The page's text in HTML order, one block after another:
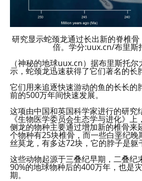
研究显示蛇颈龙通过长出新的脊椎
倍。学分:uux.cn/布里斯
（神秘的地球uux.cn）据布里斯托
示，蛇颈龙迅速获得了它们著名的长
它们用来追逐快速游动的鱼的长长的
前的500万年间快速发展。
这项由中国和英国科学家进行的研究
《生物医学委员会生态学与进化》上
侧龙的物种主要通过增加新的椎骨来
个物种有25块椎骨，而一些白垩纪晚
丝莫龙，有多达72块，它的脖子是躯
这些动物起源于三叠纪早期，二叠纪
90%的地球物种后的400万年，也是
期。